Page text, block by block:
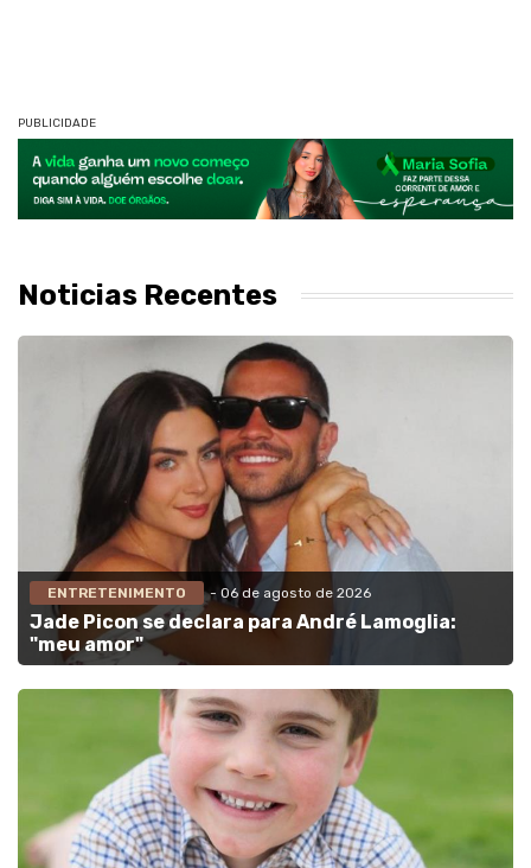
PUBLICIDADE
Noticias Recentes
ENTRETENIMENTO - 06 de agosto de 2026
Jade Picon se declara para André Lamoglia:
"meu amor"